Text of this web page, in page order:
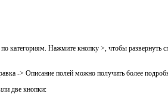
категориям. Нажмите кнопку >, чтобы развернуть
-> Описание полей можно получить более
две кнопки: